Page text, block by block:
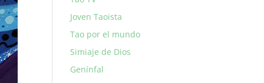
Joven Taoista
Tao por el mundo
Simiaje de Dios
Genínfal